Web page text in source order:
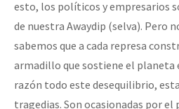
esto, los políticos y empresarios
de nuestra Awaydip (selva). Pero
sabemos que a cada represa
armadillo que sostiene el planeta
razón todo este desequilibrio,
tragedias. Son ocasionadas por